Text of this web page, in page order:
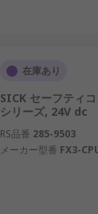
在庫あり
SICK セーフティ
シリーズ, 24V dc
RS品番 285-9503
メーカー型番 FX3-